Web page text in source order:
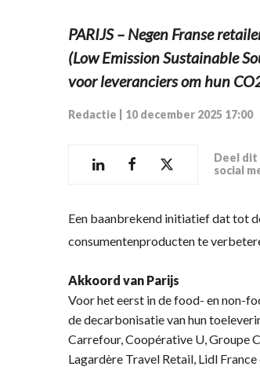
PARIJS – Negen Franse
(Low Emission Sustainable
voor leveranciers om hun
Redactie 10 december 2025 17:00
Deel
social
Een baanbrekend initiatief dat tot
consumentenproducten te
Akkoord van Parijs
Voor het eerst in de food- en non-
de decarbonisatie van hun
Carrefour, Coopérative U, Groupe
Lagardère Travel Retail, Lidl